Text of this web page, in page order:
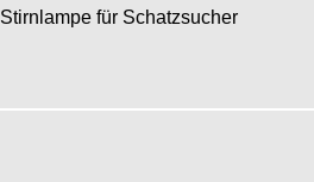
Stirnlampe für Schatzsucher